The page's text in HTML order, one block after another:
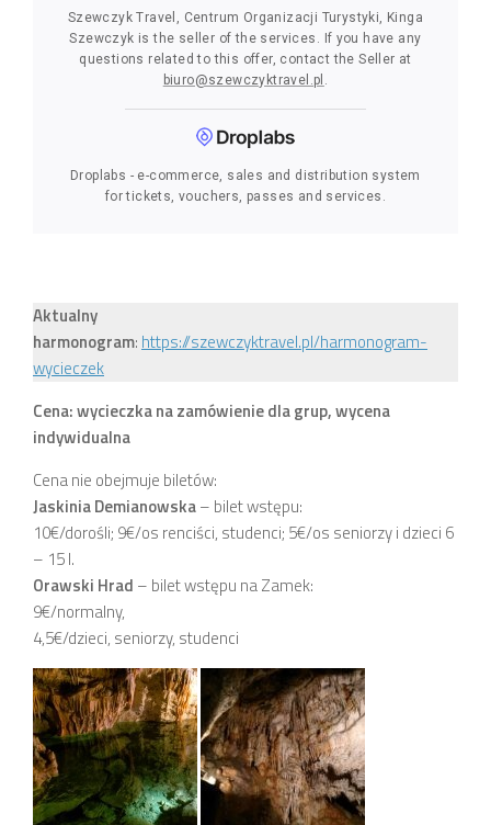
Aktualny
harmonogram: https://szewczyktravel.pl/harmonogram-
wycieczek
Cena: wycieczka na zamówienie dla grup, wycena
indywidualna
Cena nie obejmuje biletów:
Jaskinia Demianowska– bilet wstępu:
10€/dorośli; 9€/os renciści, studenci; 5€/os seniorzy i dzieci 6
– 15 l.
Orawski Hrad – bilet wstępu na Zamek:
9€/normalny,
4,5€/dzieci, seniorzy, studenci